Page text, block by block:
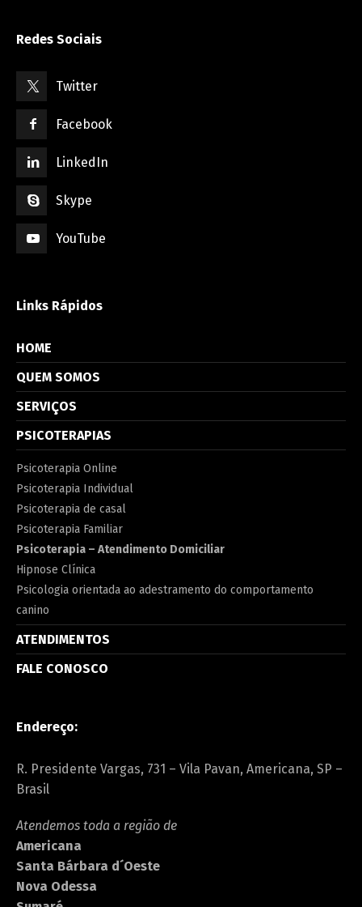
Redes Sociais
Twitter
Facebook
LinkedIn
Skype
YouTube
Links Rápidos
HOME
QUEM SOMOS
SERVIÇOS
PSICOTERAPIAS
Psicoterapia Online
Psicoterapia Individual
Psicoterapia de casal
Psicoterapia Familiar
Psicoterapia – Atendimento Domiciliar
Hipnose Clínica
Psicologia orientada ao adestramento do comportamento
canino
ATENDIMENTOS
FALE CONOSCO
Endereço:
R. Presidente Vargas, 731 – Vila Pavan, Americana, SP –
Brasil
Atendemos toda a região de
Americana
Santa Bárbara d´Oeste
Nova Odessa